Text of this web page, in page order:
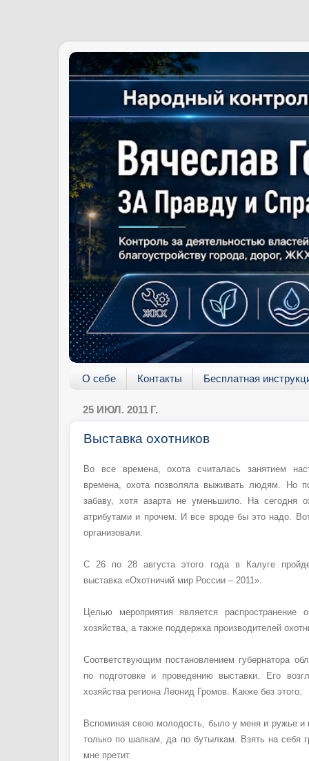
О себе Контакты Бесплатная
25 ИЮЛ. 2011 Г.
Выставка охотников
Во все времена, охота считалась занятием
времена, охота позволяла выживать людям. Но
забаву, хотя азарта не уменьшило. На сегодня
атрибутами и прочем. И все вроде бы это надо.
организовали.
С 26 по 28 августа этого года в Калуге
выставка «Охотничий мир России – 2011».
Целью мероприятия является распространение
хозяйства, а также поддержка производителей
Соответствующим постановлением губернатора
по подготовке и проведению выставки. Его
хозяйства региона Леонид Громов. Какже без этого.
Вспоминая свою молодость, было у меня и ружье и
только по шапкам, да по бутылкам. Взять на себя
мне претит.